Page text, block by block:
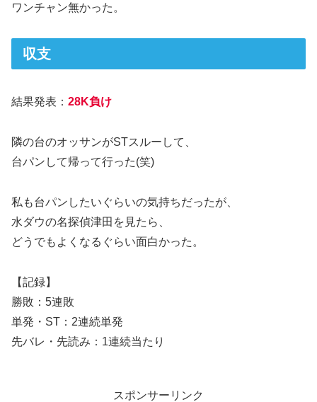
ワンチャン無かった。
収支
結果発表： 28K負け
隣の台のオッサンがSTスルーして、
台パンして帰って行った(笑)
私も台パンしたいぐらいの気持ちだったが、
水ダウの名探偵津田を見たら、
どうでもよくなるぐらい面白かった。
【記録】
勝敗：5連敗
単発・ST：2連続単発
先バレ・先読み：1連続当たり
スポンサーリンク